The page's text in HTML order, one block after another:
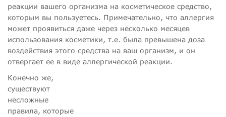
реакции вашего организма на косметическое средство,
которым вы пользуетесь. Примечательно, что аллергия
может проявиться даже через несколько месяцев
использования косметики, т.е. была превышена доза
воздействия этого средства на ваш организм, и он
отвергает ее в виде аллергической реакции.
Конечно же,
существуют
несложные
правила, которые